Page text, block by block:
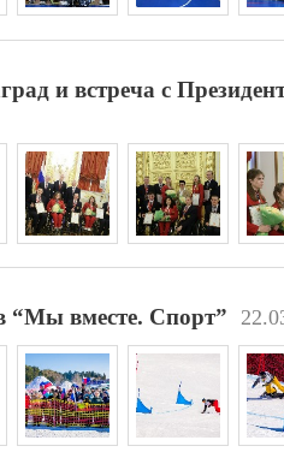
и встреча с
вместе. Спорт”